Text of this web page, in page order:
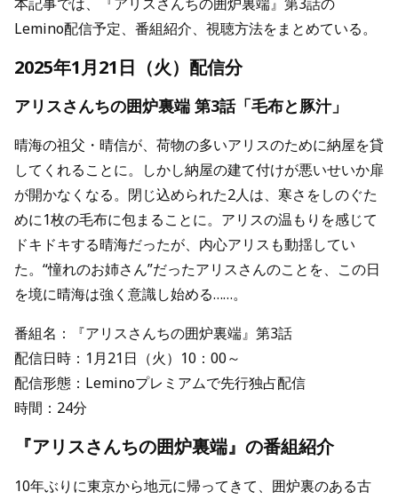
Lemino配信予定、番組紹介、視聴方法をまとめている。
2025年1月21日（火）配信分
アリスさんちの囲炉裏端 第3話「毛布と豚汁」
晴海の祖父・晴信が、荷物の多いアリスのために納屋を貸
してくれることに。しかし納屋の建て付けが悪いせいか扉
が開かなくなる。閉じ込められた2人は、寒さをしのぐた
めに1枚の毛布に包まることに。アリスの温もりを感じて
ドキドキする晴海だったが、内心アリスも動揺してい
た。“憧れのお姉さん”だったアリスさんのことを、この日
を境に晴海は強く意識し始める……。
番組名：『アリスさんちの囲炉裏端』第3話
配信日時：1月21日（火）10：00～
配信形態：Leminoプレミアムで先行独占配信
時間：24分
『アリスさんちの囲炉裏端』の番組紹介
10年ぶりに東京から地元に帰ってきて、囲炉裏のある古